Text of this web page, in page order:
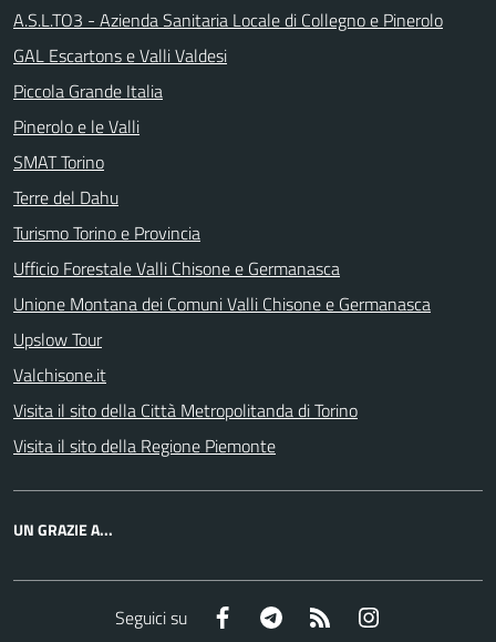
A.S.L.TO3 - Azienda Sanitaria Locale di Collegno e Pinerolo
GAL Escartons e Valli Valdesi
Piccola Grande Italia
Pinerolo e le Valli
SMAT Torino
Terre del Dahu
Turismo Torino e Provincia
Ufficio Forestale Valli Chisone e Germanasca
Unione Montana dei Comuni Valli Chisone e Germanasca
Upslow Tour
Valchisone.it
Visita il sito della Città Metropolitanda di Torino
Visita il sito della Regione Piemonte
UN GRAZIE A...
Seguici su Facebook Telegram RSS